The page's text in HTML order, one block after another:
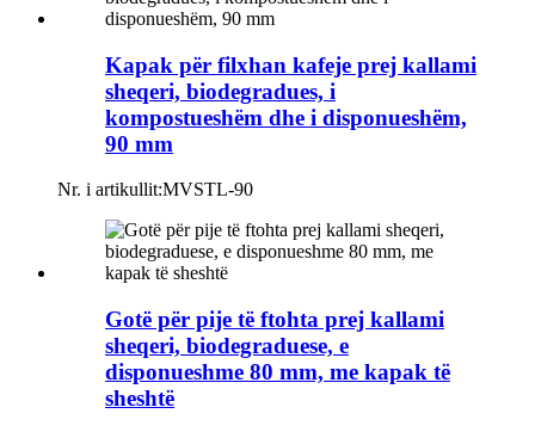
Kapak për filxhan kafeje prej kallami
sheqeri, biodegradues, i
kompostueshëm dhe i disponueshëm,
90 mm
Nr. i artikullit:MVSTL-90
Gotë për pije të ftohta prej kallami
sheqeri, biodegraduese, e
disponueshme 80 mm, me kapak të
sheshtë